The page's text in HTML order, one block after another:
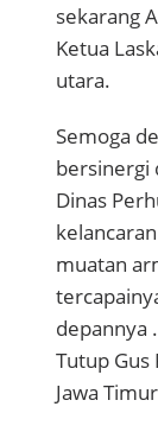
sekarang
Ketua
utara.
Semoga
bersinergi
Dinas
muatan
depannya .
Tutup Gus
Jawa